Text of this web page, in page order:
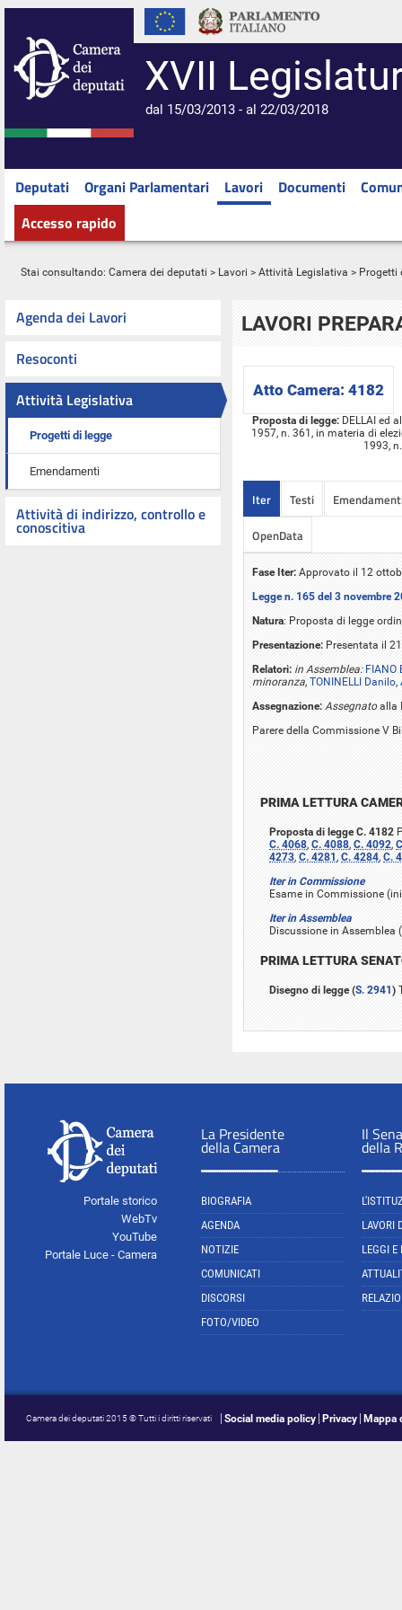
XVII
dal 15/03/2013 - al 22/03/2018
Deputati Organi Parlamentari Lavori Documenti
Accesso rapido
Stai consultando: Camera dei deputati > Lavori > Attività Legislativa > Progetti
Agenda dei Lavori
Resoconti
Attività Legislativa
Progetti di legge
Emendamenti
Attività di indirizzo, controllo e
conoscitiva
LAVORI
Atto Camera: 4182
Proposta di legge:DELLAI ed
1957, n. 361, in materia di
1993,
Iter Testi
OpenData
Fase Iter: Approvato il 12
Legge n. 165 del 3 novembre
Natura: Proposta di legge
Presentazione: Presentata il
Relatori: in Assemblea: FIANO
minoranza, TONINELLI Danilo,
Assegnazione: Assegnatoalla
Parere della Commissione V
PRIMA LETTURA
Proposta di legge C. 4182
C. 4068, C. 4088, C. 4092,
4273, C. 4281, C. 4284, C.
Iter in Commissione
Esame in Commissione
Iter in Assemblea
Discussione in
PRIMA LETTURA
Disegno di legge (S. 2941)
Portale storico
WebTv
YouTube
Portale Luce - Camera
La Presidente
della Camera
BIOGRAFIA
AGENDA
NOTIZIE
COMUNICATI
DISCORSI
FOTO/VIDEO
Il
della
LAVORI
LEGGI E
Camera dei deputati 2015 © Tutti i diritti riservati Social media policy Privacy Mappa